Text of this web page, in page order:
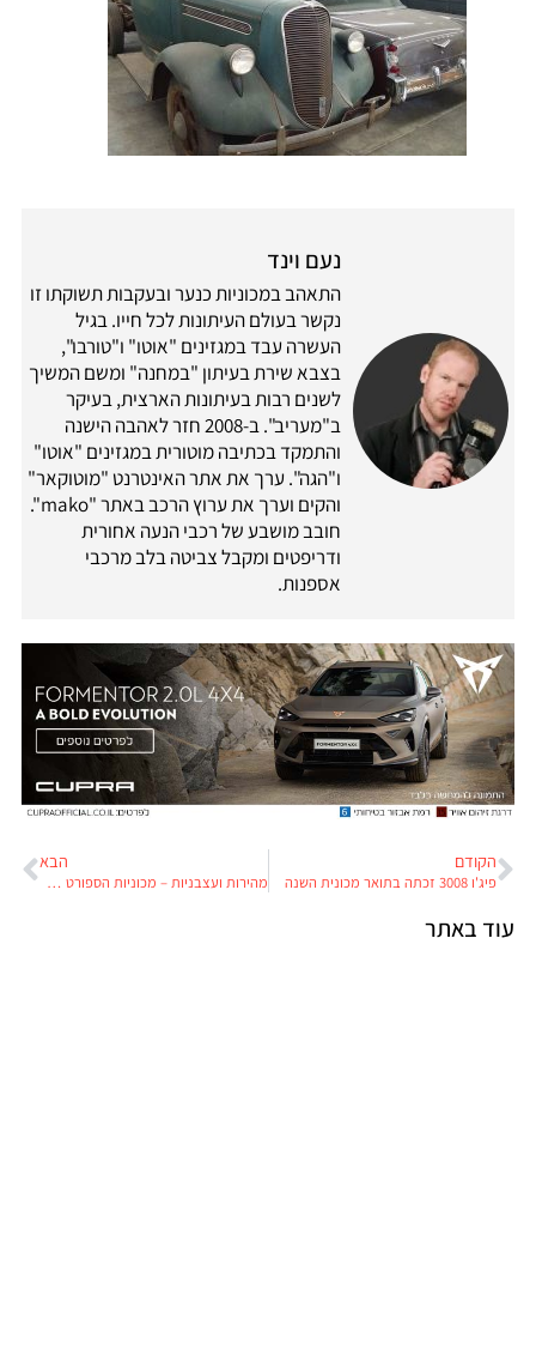
נעם וינד
התאהב במכוניות כנער ובעקבות תשוקתו זו
נקשר בעולם העיתונות לכל חייו. בגיל
העשרה עבד במגזינים "אוטו" ו"טורבו",
בצבא שירת בעיתון "במחנה" ומשם המשיך
לשנים רבות בעיתונות הארצית, בעיקר
ב"מעריב". ב-2008 חזר לאהבה הישנה
והתמקד בכתיבה מוטורית במגזינים "אוטו"
ו"הגה". ערך את אתר האינטרנט "מוטוקאר"
והקים וערך את ערוץ הרכב באתר "mako".
חובב מושבע של רכבי הנעה אחורית
ודריפטים ומקבל צביטה בלב מרכבי
אספנות.
הקודם
פיג'ו 3008 זכתה בתואר מכונית השנה
הבא
מהירות ועצבניות – מכוניות הספורט של תערוכת ז'נבה
עוד באתר